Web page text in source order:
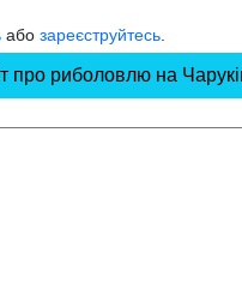
або зареєструйтесь
про риболовлю на